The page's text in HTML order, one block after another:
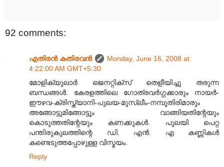
92 comments:
എതിരന്‍ കതിരവന്‍
Monday, June 16, 2008 at
4:22:00 AM GMT+5:30
മോളിക്യുലാര്‍‍ ജെനറ്റിക്സ് തെളീയിച്ചു തരുന്ന
ബന്ധങ്ങള്‍. കേരളത്തിലെ ഗോത്രവര്‍ഗ്ഗക്കാരും നായര്‍-
ഈഴവ-ക്രിസ്ത്യാനി-പുലയ-മുസ്ലീം-നമ്പൂതിരിമാരും
അങ്ങോട്ടുമിങ്ങോട്ടൂം വാങ്ങിയതിന്റേയും
കൊടുത്തതിന്റേയും കണക്കുകള്‍. പുലയി പെറ്റ
പന്തിരുകുലത്തിന്റെ ഡി. എന്‍. എ കണ്ണികള്‍
കണ്ടെടുത്തപ്പോഴുള്ള വിസ്മയം.
Reply